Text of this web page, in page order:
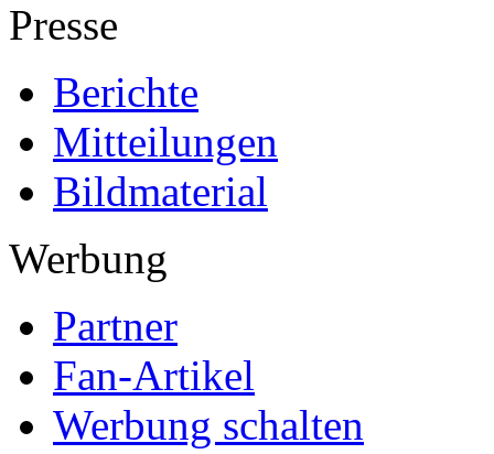
Presse
Berichte
Mitteilungen
Bildmaterial
Werbung
Partner
Fan-Artikel
Werbung schalten